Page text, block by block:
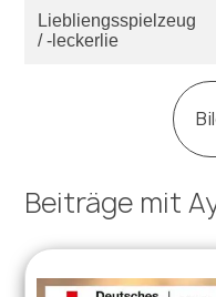
Liebliengsspielzeug
/ -leckerlie
Beiträge mit